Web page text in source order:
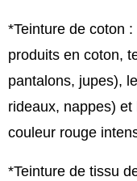
*Teinture de coton
produits en coton,
pantalons, jupes),
rideaux, nappes)
couleur rouge
*Teinture de tissu